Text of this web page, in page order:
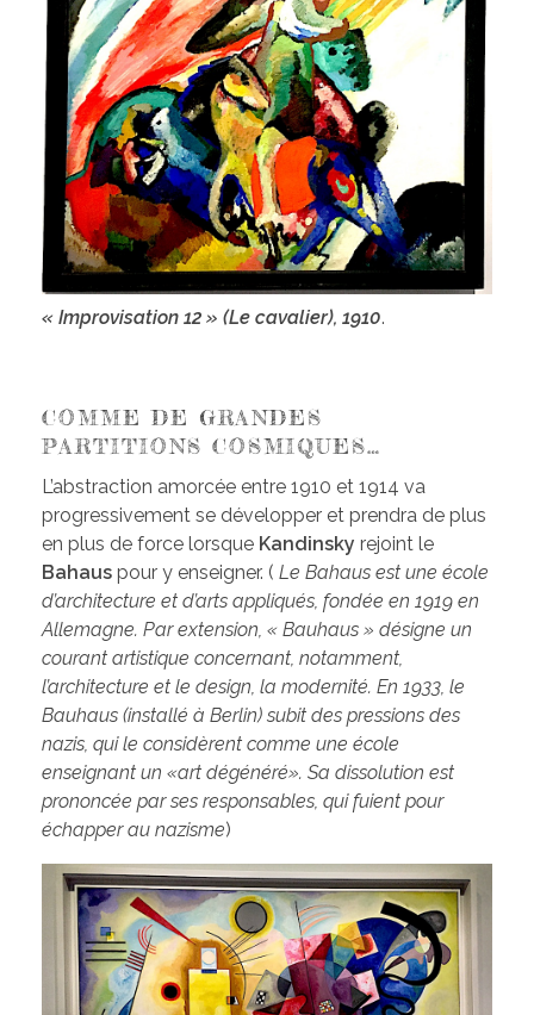
« Improvisation 12 » (Le cavalier), 1910.
COMME DE GRANDES
PARTITIONS COSMIQUES…
L’abstraction amorcée entre 1910 et 1914 va
progressivement se développer et prendra de plus
en plus de force lorsque Kandinsky rejoint le
Bahaus pour y enseigner. ( Le Bahaus est une école
d’architecture et d’arts appliqués, fondée en 1919 en
Allemagne. Par extension, « Bauhaus » désigne un
courant artistique concernant, notamment,
l’architecture et le design, la modernité. En 1933, le
Bauhaus (installé à Berlin) subit des pressions des
nazis, qui le considèrent comme une école
enseignant un «art dégénéré». Sa dissolution est
prononcée par ses responsables, qui fuient pour
échapper au nazisme)